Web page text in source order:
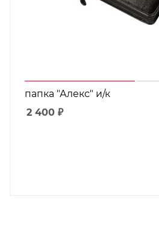
папка "Алекс" и/к
2 400 ₽